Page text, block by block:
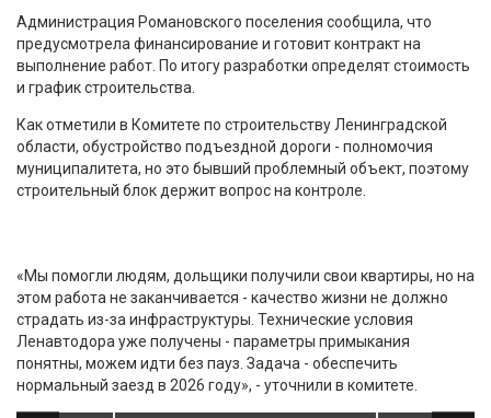
Администрация Романовского поселения сообщила, что
предусмотрела финансирование и готовит контракт на
выполнение работ. По итогу разработки определят стоимость
и график строительства.
Как отметили в Комитете по строительству Ленинградской
области, обустройство подъездной дороги - полномочия
муниципалитета, но это бывший проблемный объект, поэтому
строительный блок держит вопрос на контроле.
«Мы помогли людям, дольщики получили свои квартиры, но на
этом работа не заканчивается - качество жизни не должно
страдать из-за инфраструктуры. Технические условия
Ленавтодора уже получены - параметры примыкания
понятны, можем идти без пауз. Задача - обеспечить
нормальный заезд в 2026 году», - уточнили в комитете.